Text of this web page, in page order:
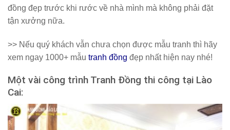
đồng đẹp trước khi rước về nhà mình mà không phải đặt
tận xưởng nữa.
>> Nếu quý khách vẫn chưa chọn được mẫu tranh thì hãy
xem ngay 1000+ mẫu tranh đồng đẹp nhất hiện nay nhé!
Một vài công trình Tranh Đồng thi công tại Lào
Cai: